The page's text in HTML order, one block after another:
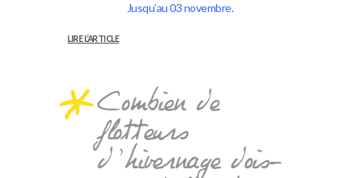
Jusqu’au 03 novembre.
LIRE L’ARTICLE
Combien de
flotteurs
d’hivernage dois-